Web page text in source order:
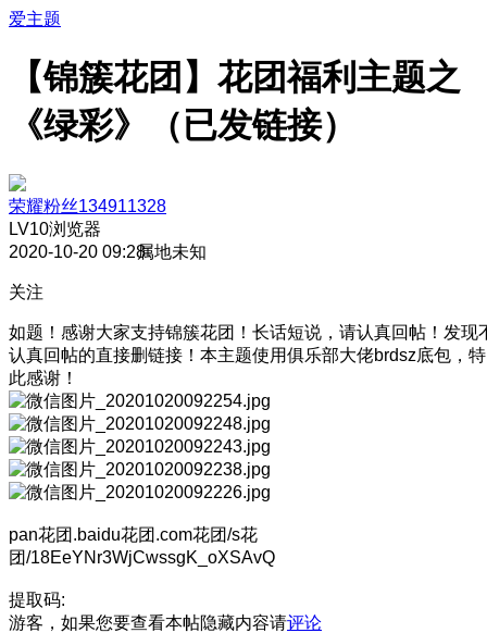
爱主题
【锦簇花团】花团福利主题之
《绿彩》（已发链接）
荣耀粉丝134911328
LV10浏览器
2020-10-20 09:28属地未知
关注
如题！感谢大家支持锦簇花团！长话短说，请认真回帖！发现
认真回帖的直接删链接！本主题使用俱乐部大佬brdsz底包，特
此感谢！
pan花团.baidu花团.com花团/s花
团/18EeYNr3WjCwssgK_oXSAvQ
提取码:
游客，如果您要查看本帖隐藏内容请评论